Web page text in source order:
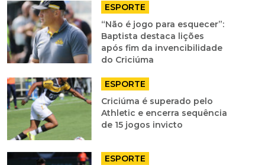
ESPORTE
“Não é jogo para esquecer”:
Baptista destaca lições
após fim da invencibilidade
do Criciúma
ESPORTE
Criciúma é superado pelo
Athletic e encerra sequência
de 15 jogos invicto
ESPORTE